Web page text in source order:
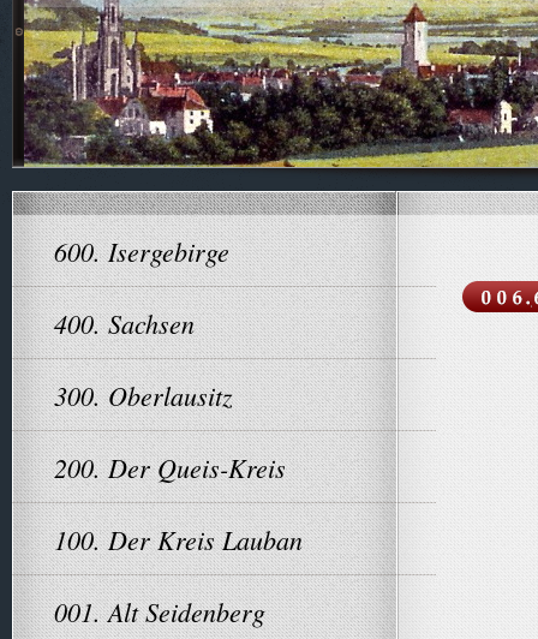
600. Isergebirge
400. Sachsen
300. Oberlausitz
200. Der Queis-Kreis
100. Der Kreis Lauban
001. Alt Seidenberg